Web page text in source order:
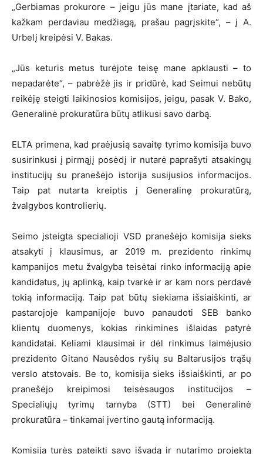
„Gerbiamas prokurore – jeigu jūs mane įtariate, kad aš
kažkam perdaviau medžiagą, prašau pagrįskite“, – į A.
Urbelį kreipėsi V. Bakas.
„Jūs keturis metus turėjote teisę mane apklausti – to
nepadarėte“, – pabrėžė jis ir pridūrė, kad Seimui nebūtų
reikėję steigti laikinosios komisijos, jeigu, pasak V. Bako,
Generalinė prokuratūra būtų atlikusi savo darbą.
ELTA primena, kad praėjusią savaitę tyrimo komisija buvo
susirinkusi į pirmąjį posėdį ir nutarė paprašyti atsakingų
institucijų su pranešėjo istorija susijusios informacijos.
Taip pat nutarta kreiptis į Generalinę prokuratūrą,
žvalgybos kontrolierių.
Seimo įsteigta specialioji VSD pranešėjo komisija sieks
atsakyti į klausimus, ar 2019 m. prezidento rinkimų
kampanijos metu žvalgyba teisėtai rinko informaciją apie
kandidatus, jų aplinką, kaip tvarkė ir ar kam nors perdavė
tokią informaciją. Taip pat būtų siekiama išsiaiškinti, ar
pastarojoje kampanijoje buvo panaudoti SEB banko
klientų duomenys, kokias rinkimines išlaidas patyrė
kandidatai. Keliami klausimai ir dėl rinkimus laimėjusio
prezidento Gitano Nausėdos ryšių su Baltarusijos trąšų
verslo atstovais. Be to, komisija sieks išsiaiškinti, ar po
pranešėjo kreipimosi teisėsaugos institucijos –
Specialiųjų tyrimų tarnyba (STT) bei Generalinė
prokuratūra – tinkamai įvertino gautą informaciją.
Komisija turės pateikti savo išvadą ir nutarimo projektą